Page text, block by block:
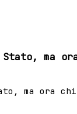
ma
ma ora